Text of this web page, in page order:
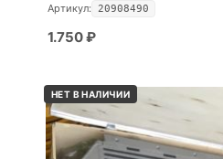
Артикул: 20908490
1.750₽
НЕТ В НАЛИЧИИ